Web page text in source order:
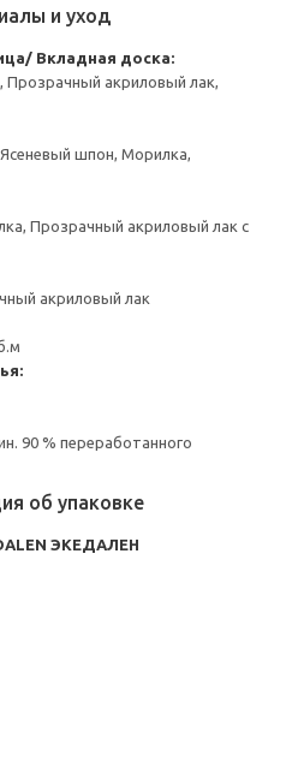
и уход
Вкладная доска:
акриловый лак,
шпон, Морилка,
Прозрачный акриловый лак с
акриловый лак
90 % переработанного
об упаковке
ЭКЕДАЛЕН